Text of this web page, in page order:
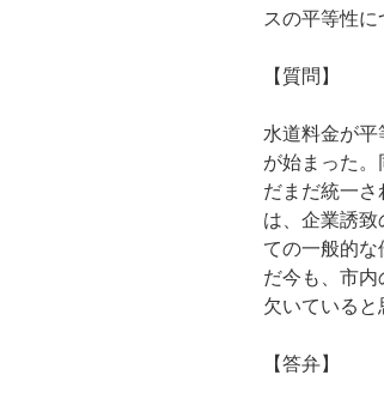
スの平等性に
【質問】
水道料金が
が始まった。
だまだ統一
は、企業誘
ての一般的
だ今も、市
欠いていると
【答弁】